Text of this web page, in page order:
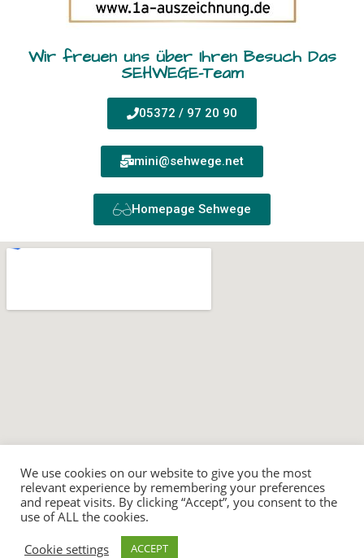
Wir freuen uns über Ihren Besuch Das
SEHWEGE-Team
05372 / 97 20 90
mini@sehwege.net
Homepage Sehwege
We use cookies on our website to give you the most
relevant experience by remembering your preferences
and repeat visits. By clicking “Accept”, you consent to the
use of ALL the cookies.
Cookie settings
ACCEPT